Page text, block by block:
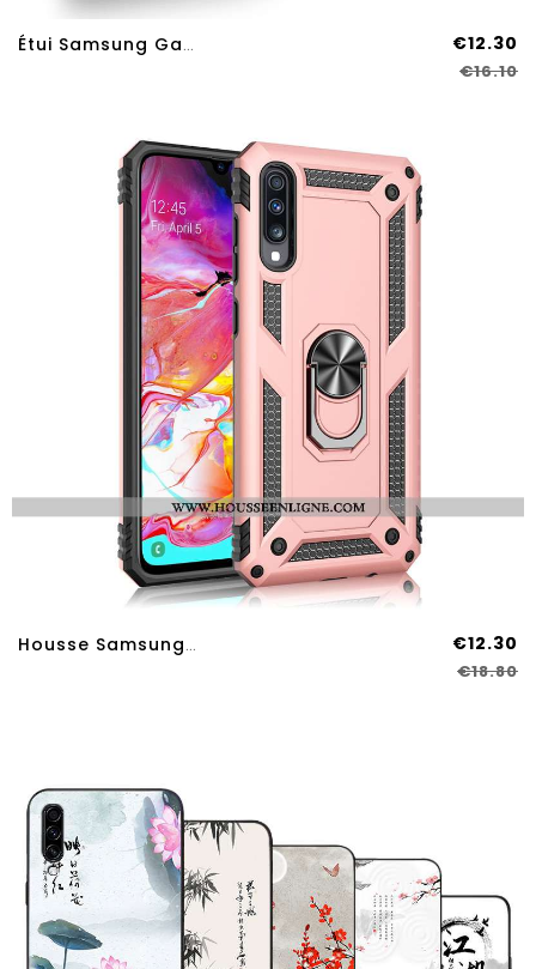
Étui Samsung Galaxy A70s Silicone Mode Coque Protection Rouge Étoile Fleur €12.30
€16.10
Housse Samsung Galaxy A70s Tendance Fluide Doux Rose Incassable Anneau Tout Compris Une Agrafe €12.30
€18.80